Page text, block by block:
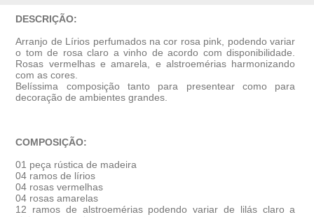
DESCRIÇÃO:
Arranjo de Lírios perfumados na cor rosa pink, podendo variar
o tom de rosa claro a vinho de acordo com disponibilidade.
Rosas vermelhas e amarela, e alstroemérias harmonizando
com as cores.
Belíssima composição tanto para presentear como para
decoração de ambientes grandes.
COMPOSIÇÃO:
01 peça rústica de madeira
04 ramos de lírios
04 rosas vermelhas
04 rosas amarelas
12 ramos de alstroemérias podendo variar de lilás claro a